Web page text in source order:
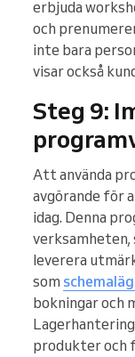
erbjuda
och
inte bara
visar också
Steg 9:
Att använda
avgörande för
idag. Denna
verksamheten,
leverera
som
bokningar och
produkter och